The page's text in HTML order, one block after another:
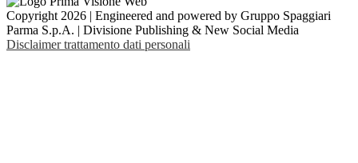
Copyright 2026 | Engineered and powered by Gruppo Spaggiari
Parma S.p.A. | Divisione Publishing & New Social Media
Disclaimer trattamento dati personali